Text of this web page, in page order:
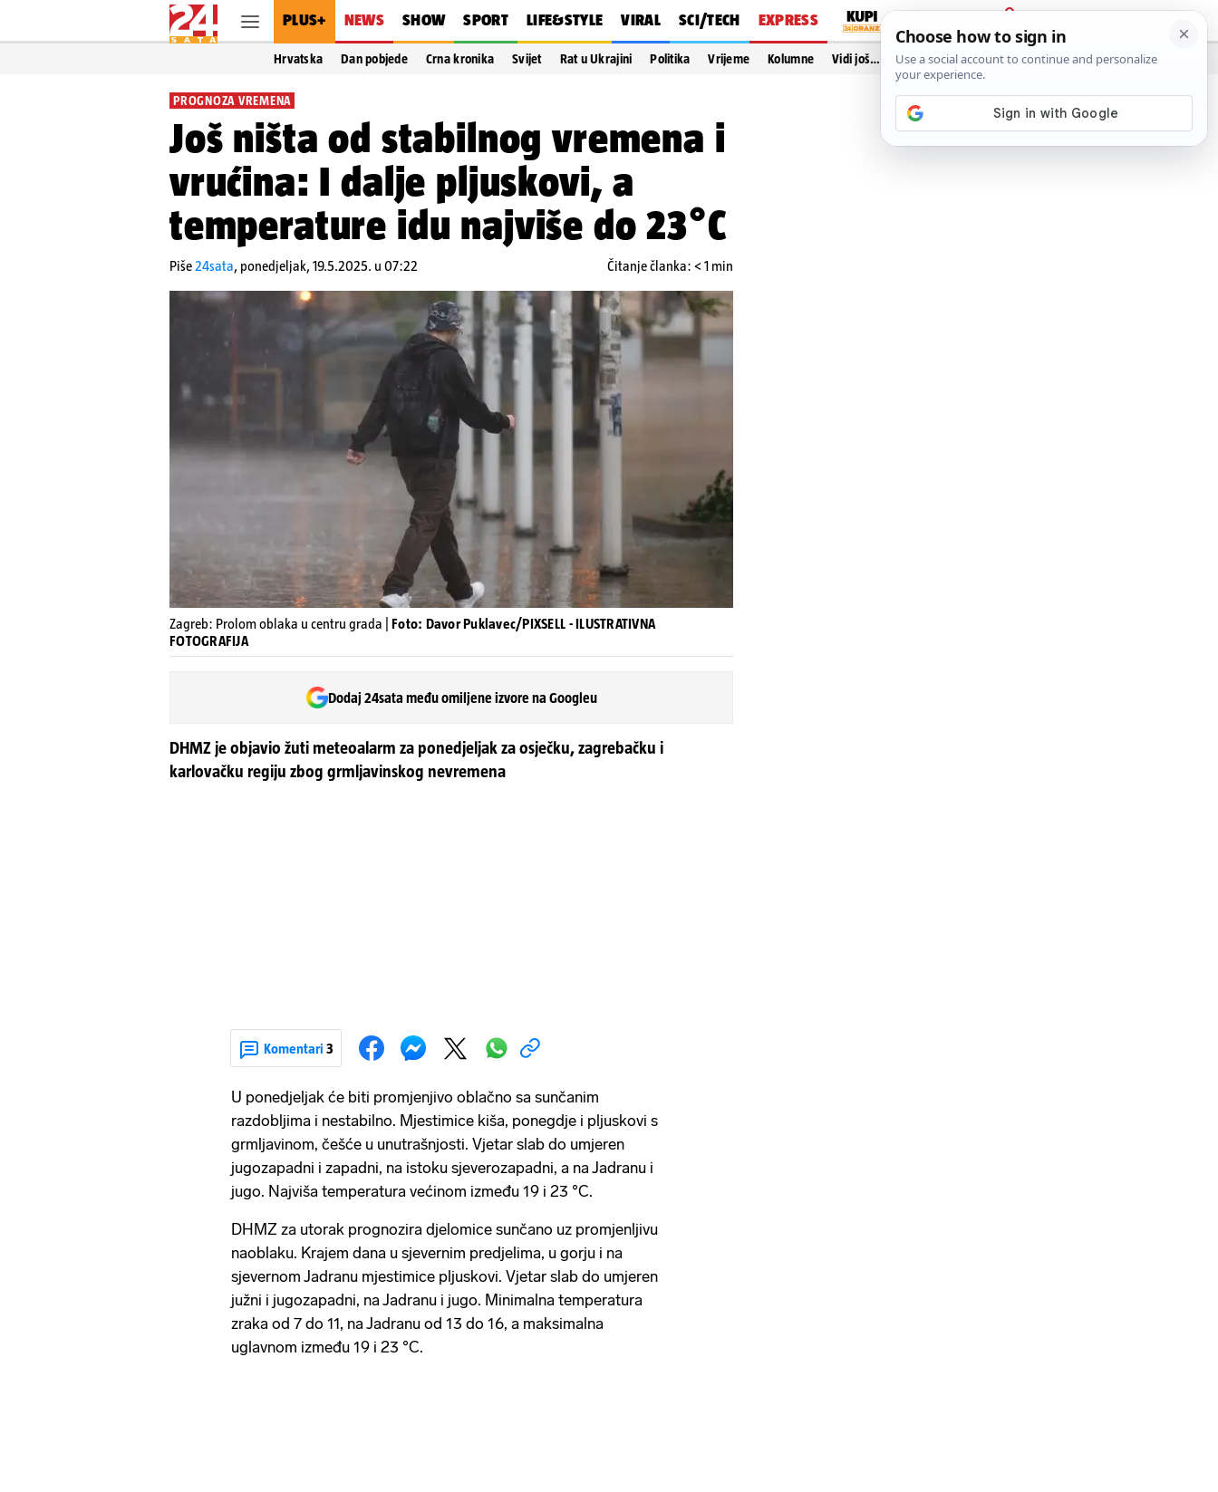
PLUS+ NEWS SHOW SPORT LIFE&STYLE VIRAL SCI/TECH EXPRESS
PRIJAVA
Hrvatska Dan pobjede Crna kronika Svijet Rat u Ukrajini Politika Vrijeme Kolumne Vidi još…
PROGNOZA VREMENA
Još ništa od stabilnog vremena i
vrućina: I dalje pljuskovi, a
temperature idu najviše do 23°C
Piše24sata, ponedjeljak, 19.5.2025. u 07:22 Čitanje članka: < 1 min
Zagreb: Prolom oblaka u centru grada | Foto: Davor Puklavec/PIXSELL - ILUSTRATIVNA
FOTOGRAFIJA
Dodaj 24sata među omiljene izvore na Googleu
DHMZ je objavio žuti meteoalarm za ponedjeljak za osječku, zagrebačku i
karlovačku regiju zbog grmljavinskog nevremena
Komentari 3
U ponedjeljak će biti promjenjivo oblačno sa sunčanim
razdobljima i nestabilno. Mjestimice kiša, ponegdje i pljuskovi s
grmljavinom, češće u unutrašnjosti. Vjetar slab do umjeren
jugozapadni i zapadni, na istoku sjeverozapadni, a na Jadranu i
jugo. Najviša temperatura većinom između 19 i 23 °C.
DHMZ za utorak prognozira djelomice sunčano uz promjenljivu
naoblaku. Krajem dana u sjevernim predjelima, u gorju i na
sjevernom Jadranu mjestimice pljuskovi. Vjetar slab do umjeren
južni i jugozapadni, na Jadranu i jugo. Minimalna temperatura
zraka od 7 do 11, na Jadranu od 13 do 16, a maksimalna
uglavnom između 19 i 23 °C.